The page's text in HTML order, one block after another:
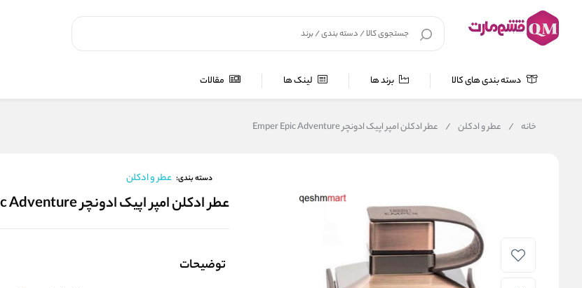
دسته بندی های کالا برند ها لینک ها مقالات
خانه / عطر و ادکلن / عطر ادکلن امپر اپیک ادونچر Emper Epic Adventure
دسته بندی: عطر و ادکلن
عطر ادکلن امپر اپیک ادونچر Emper Epic Adventure
توضیحات